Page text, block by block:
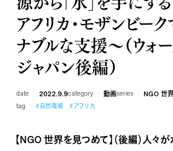
アフリカ・モザンビー
ナブルな支援～（ウォ
ジャパン後編）
date 2022.9.9category 動画series NGO 世
tag #自然環境 #アフリカ
【NGO 世界を見つめて】（後編）人々